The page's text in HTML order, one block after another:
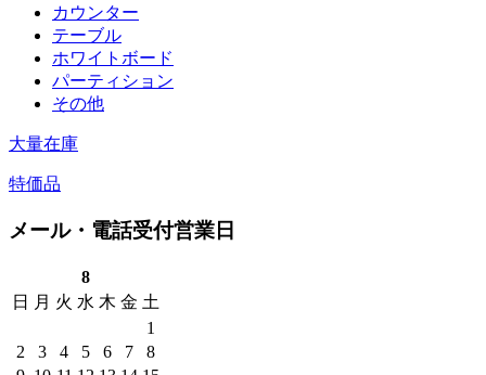
カウンター
テーブル
ホワイトボード
パーティション
その他
大量在庫
特価品
メール・電話受付営業日
8
日
月 火 水 木 金 土
1
2
3 4 5 6 7
8